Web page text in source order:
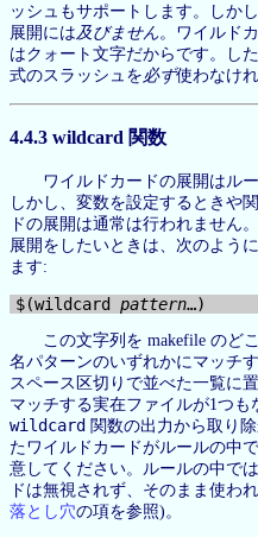
ッシュもサポートします。しか
展開には 及びません。ワイルド
はクォート文字だからです。し
式のスラッシュを必ず使わなけ
4.4.3 wildcard 関数
ワイルドカードの展開はル
しかし、変数を設定するときや
ドの展開は通常は行われません
展開をしたいときは、次のように
ます:
$(wildcard pattern
この文字列を makefile のど
名パターンのいずれかにマッチ
スペース区切りで並べた一覧に
マッチする実在ファイルが1つ
wildcard 関数の出力から取り
たワイルドカードがルールの中
意してください。ルールの中で
ドは無視されず、そのまま使わ
落とし穴の項を参照)。